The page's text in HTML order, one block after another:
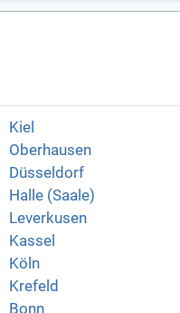
Kiel
Oberhausen
Düsseldorf
Halle (Saale)
Leverkusen
Kassel
Köln
Krefeld
Bonn